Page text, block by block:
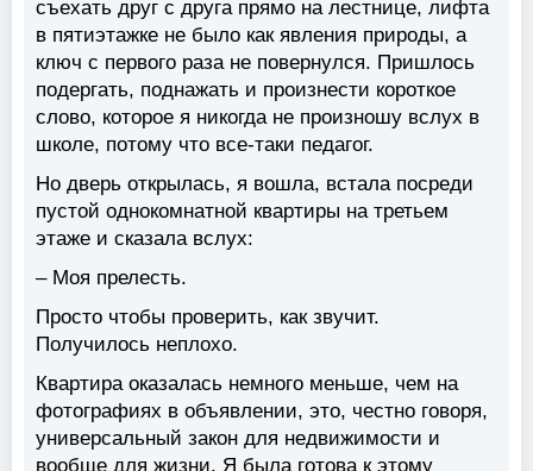
съехать друг с друга прямо на лестнице, лифта
в пятиэтажке не было как явления природы, а
ключ с первого раза не повернулся. Пришлось
подергать, поднажать и произнести короткое
слово, которое я никогда не произношу вслух в
школе, потому что все-таки педагог.
Но дверь открылась, я вошла, встала посреди
пустой однокомнатной квартиры на третьем
этаже и сказала вслух:
– Моя прелесть.
Просто чтобы проверить, как звучит.
Получилось неплохо.
Квартира оказалась немного меньше, чем на
фотографиях в объявлении, это, честно говоря,
универсальный закон для недвижимости и
вообще для жизни. Я была готова к этому